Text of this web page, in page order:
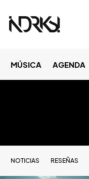
MÚSICA AGENDA
NOTICIAS RESEÑAS